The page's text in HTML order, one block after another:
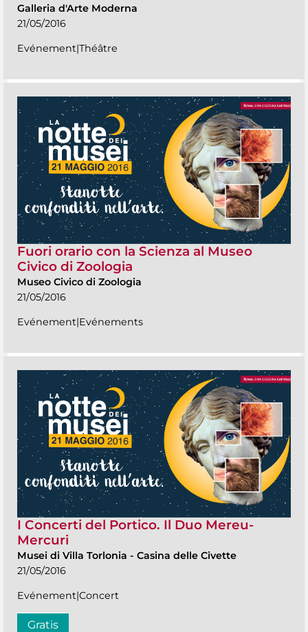
Galleria d'Arte Moderna
21/05/2016
Evénement|Théâtre
Fuori orario con la Scienza al Museo
Civico di Zoologia
Museo Civico di Zoologia
21/05/2016
Evénement|Evénements
I Concerti del Portico. Il Duo Mereu-
Mercuri
Musei di Villa Torlonia - Casina delle Civette
21/05/2016
Evénement|Concert
Gratis